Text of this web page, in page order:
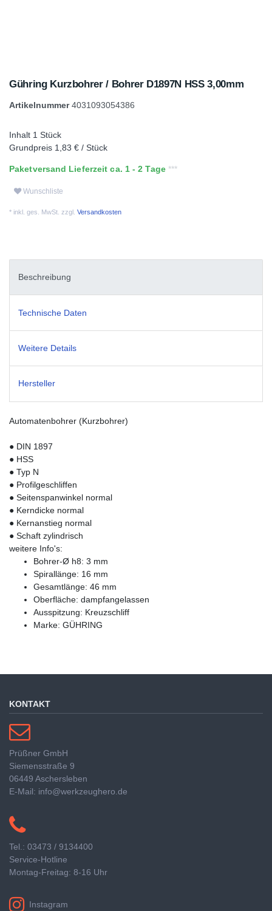
Gühring Kurzbohrer / Bohrer D1897N HSS 3,00mm
Artikelnummer4031093054386
Inhalt 1 Stück
Grundpreis 1,83 € / Stück
Paketversand Lieferzeit ca. 1 - 2 Tage
Wunschliste
* inkl. ges. MwSt. zzgl. Versandkosten
Beschreibung
Technische Daten
Weitere Details
Hersteller
Automatenbohrer (Kurzbohrer)
● DIN 1897
● HSS
● Typ N
● Profilgeschliffen
● Seitenspanwinkel normal
● Kerndicke normal
● Kernanstieg normal
● Schaft zylindrisch
weitere Info's:
Bohrer-Ø h8: 3 mm
Spirallänge: 16 mm
Gesamtlänge: 46 mm
Oberfläche: dampfangelassen
Ausspitzung: Kreuzschliff
Marke: GÜHRING
KONTAKT
Prüßner GmbH
Siemensstraße 9
06449 Aschersleben
E-Mail: info@werkzeughero.de
Tel.: 03473 / 9134400
Service-Hotline
Montag-Freitag: 8-16 Uhr
Instagram